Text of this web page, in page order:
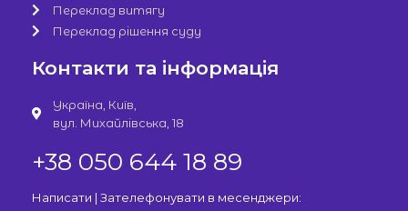
Переклад витягу
Переклад рішення суду
Контакти та інформація
Україна, Київ,
вул. Михайлівська, 18
+38 050 644 18 89
Написати | Зателефонувати в месенджери: